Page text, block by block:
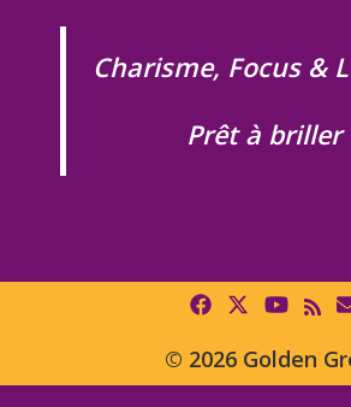
Charisme, Focus &
Prêt à briller
© 2026 Golden